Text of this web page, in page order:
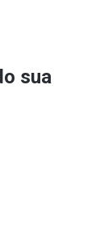
sua